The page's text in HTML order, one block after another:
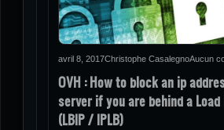
avril 8, 2017Christophe CasalegnoAucun
OVH : How to block an ip
server if you are behind a
(LBIP / IPLB)